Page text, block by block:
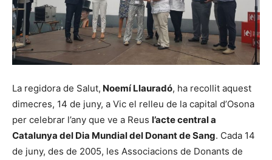
La regidora de Salut, Noemí Llauradó, ha recollit aquest
dimecres, 14 de juny, a Vic el relleu de la capital d’Osona
per celebrar l’any que ve a Reus l’acte central a
Catalunya del Dia Mundial del Donant de Sang. Cada 14
de juny, des de 2005, les Associacions de Donants de